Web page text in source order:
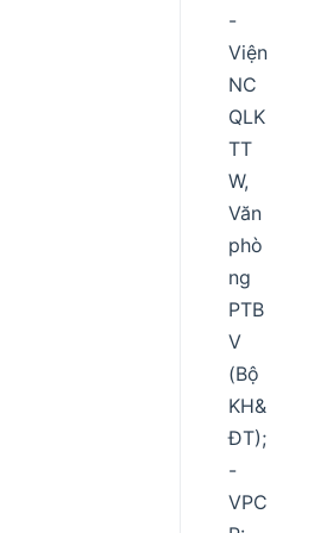
-
Viện
NC
QLK
TT
W,
Văn
phò
ng
PTB
V
(Bộ
KH&
ĐT);
-
VPC